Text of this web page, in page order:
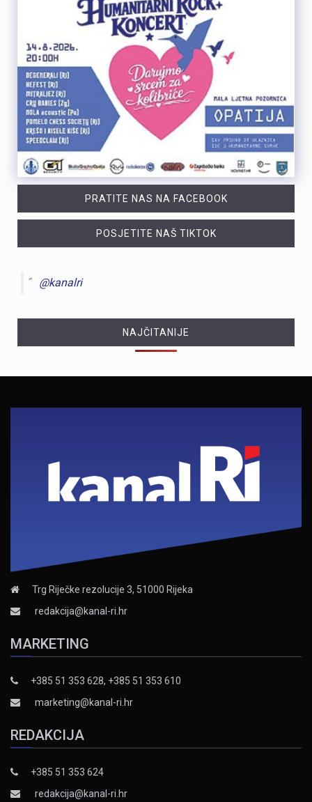
PRATITE NAS NA FACEBOOK
POSJETITE NAŠ TIKTOK
@kanalri
NAJČITANIJE
Trg Riječke rezolucije 3, 51000 Rijeka
redakcija@kanal-ri.hr
MARKETING
+385 51 353 628, +385 51 353 610
marketing@kanal-ri.hr
REDAKCIJA
+385 51 353 624
redakcija@kanal-ri.hr